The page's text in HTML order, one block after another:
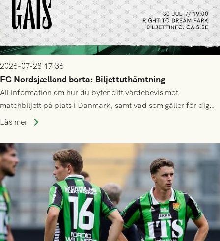
2026-07-28 17:36
FC Nordsjælland borta: Biljettuthämtning
All information om hur du byter ditt värdebevis mot
matchbiljett på plats i Danmark, samt vad som gäller för dig
som står på reservlista eller fått förhinder.
Läs mer